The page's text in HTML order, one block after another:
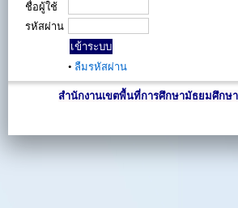
ชื่อผู้ใช้
รหัสผ่าน
• ลืมรหัสผ่าน
สำนักงานเขตพื้นที่การศึกษามัธยมศึกษ